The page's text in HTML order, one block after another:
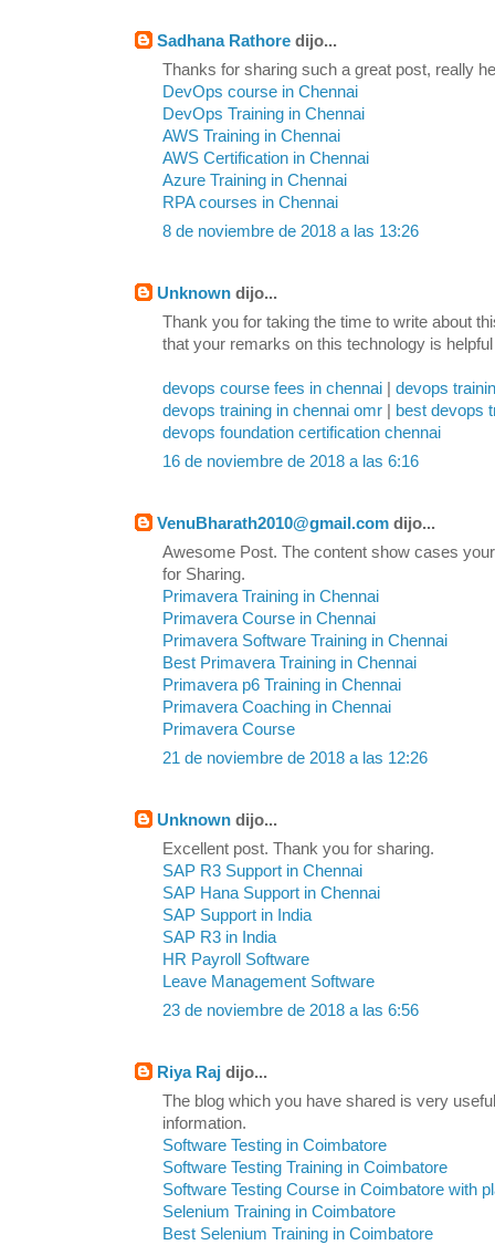
Sadhana Rathore dijo...
Thanks for sharing such a great post, really
DevOps course in Chennai
DevOps Training in Chennai
AWS Training in Chennai
AWS Certification in Chennai
Azure Training in Chennai
RPA courses in Chennai
8 de noviembre de 2018 a las 13:26
Unknown dijo...
Thank you for taking the time to write about
that your remarks on this technology is
devops course fees in chennai
devops
devops training in chennai omr
best devops
devops foundation certification chennai
16 de noviembre de 2018 a las 6:16
VenuBharath2010@gmail.com dijo...
Awesome Post. The content show cases
for Sharing.
Primavera Training in Chennai
Primavera Course in Chennai
Primavera Software Training in Chennai
Best Primavera Training in Chennai
Primavera p6 Training in Chennai
Primavera Coaching in Chennai
Primavera Course
21 de noviembre de 2018 a las 12:26
Unknown dijo...
Excellent post. Thank you for sharing.
SAP R3 Support in Chennai
SAP Hana Support in Chennai
SAP Support in India
SAP R3 in India
HR Payroll Software
Leave Management Software
23 de noviembre de 2018 a las 6:56
Riya Raj dijo...
The blog which you have shared is very
information.
Software Testing in Coimbatore
Software Testing Training in Coimbatore
Software Testing Course in Coimbatore with
Selenium Training in Coimbatore
Best Selenium Training in Coimbatore